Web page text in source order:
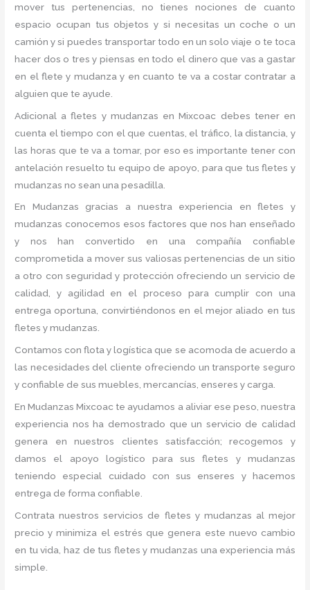
mover tus pertenencias, no tienes nociones de cuanto
espacio ocupan tus objetos y si necesitas un coche o un
camión y si puedes transportar todo en un solo viaje o te toca
hacer dos o tres y piensas en todo el dinero que vas a gastar
en el flete y mudanza y en cuanto te va a costar contratar a
alguien que te ayude.
Adicional a fletes y mudanzas en Mixcoac debes tener en
cuenta el tiempo con el que cuentas, el tráfico, la distancia, y
las horas que te va a tomar, por eso es importante tener con
antelación resuelto tu equipo de apoyo, para que tus fletes y
mudanzas no sean una pesadilla.
En Mudanzas gracias a nuestra experiencia en fletes y
mudanzas conocemos esos factores que nos han enseñado
y nos han convertido en una compañía confiable
comprometida a mover sus valiosas pertenencias de un sitio
a otro con seguridad y protección ofreciendo un servicio de
calidad, y agilidad en el proceso para cumplir con una
entrega oportuna, convirtiéndonos en el mejor aliado en tus
fletes y mudanzas.
Contamos con flota y logística que se acomoda de acuerdo a
las necesidades del cliente ofreciendo un transporte seguro
y confiable de sus muebles, mercancías, enseres y carga.
En Mudanzas Mixcoac te ayudamos a aliviar ese peso, nuestra
experiencia nos ha demostrado que un servicio de calidad
genera en nuestros clientes satisfacción; recogemos y
damos el apoyo logístico para sus fletes y mudanzas
teniendo especial cuidado con sus enseres y hacemos
entrega de forma confiable.
Contrata nuestros servicios de fletes y mudanzas al mejor
precio y minimiza el estrés que genera este nuevo cambio
en tu vida, haz de tus fletes y mudanzas una experiencia más
simple.